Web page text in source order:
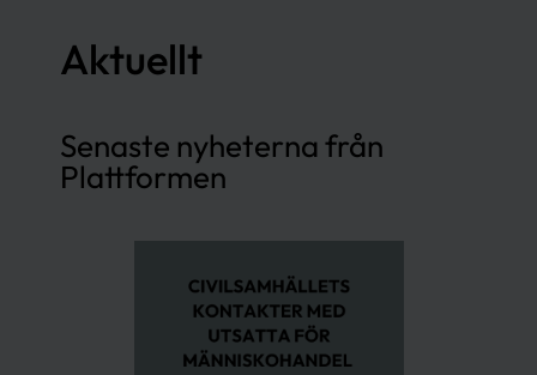
Aktuellt
Senaste nyheterna från
Plattformen